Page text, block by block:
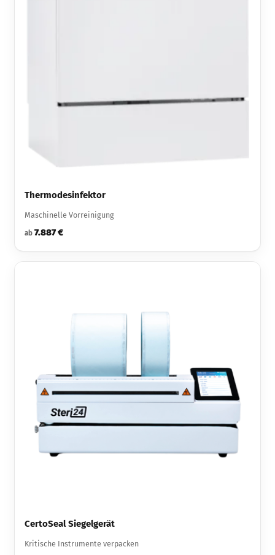
Thermodesinfektor
Maschinelle Vorreinigung
ab7.887 €
CertoSeal Siegelgerät
Kritische Instrumente verpacken